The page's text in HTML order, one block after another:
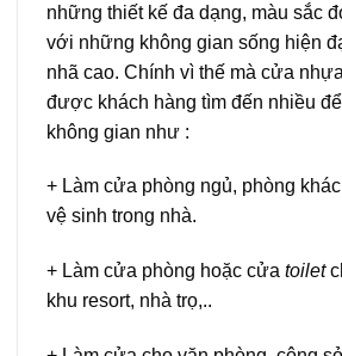
những thiết kế đa dạng, màu sắc
với những không gian sống hiện
nhã cao. Chính vì thế mà cửa
được khách hàng tìm đến nhiều
không gian như :
+ Làm cửa phòng ngủ, phòng
vệ sinh trong nhà.
+ Làm cửa phòng hoặc cửa toilet
khu resort, nhà trọ,..